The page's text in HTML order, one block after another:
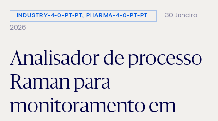
INDUSTRY-4-0-PT-PT, PHARMA-4-0-PT-PT
30 Janeiro
2026
Analisador de processo
Raman para
monitoramento em